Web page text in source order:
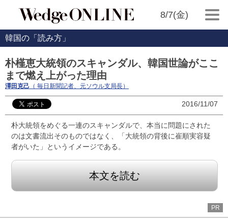
8/7(金)
韓国の「読み方」
朴槿恵大統領のスキャンダル、韓国世論がここ
まで燃え上がった理由
澤田克己 （ 毎日新聞記者、元ソウル支局長）
2016/11/07
朴大統領をめぐる一連のスキャンダルで、本当に問題にされた
のは文書流出そのものではなく、「大統領の背後に崔順実容疑
者がいた」というイメージである。
本文を読む
PR